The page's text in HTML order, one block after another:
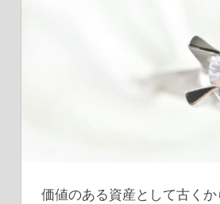
価値のある資産として古く